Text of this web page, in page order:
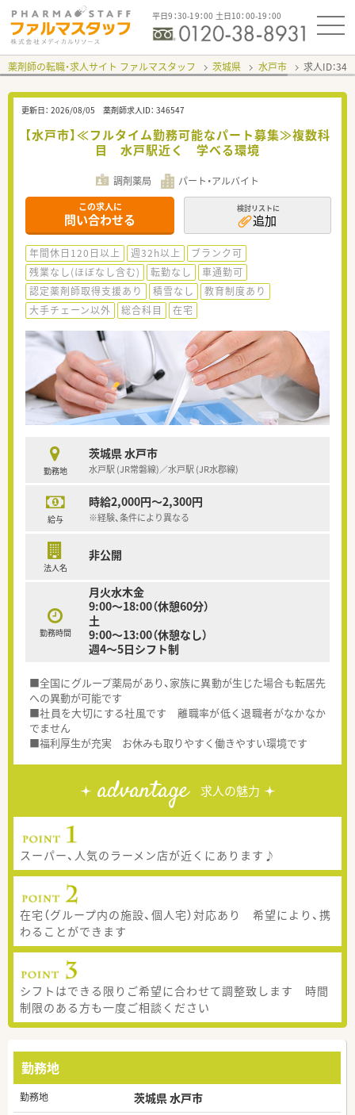
平日9：30-19：00 土日10：00-19：00
薬剤師の転職・求人サイト ファルマスタッフ 茨城県 水戸市 求人ID：
更新日： 2026/08/05 薬剤師求人ID： 346547
【水戸市】≪フルタイム勤務可能なパート募集≫複数科
目 水戸駅近く 学べる環境
調剤薬局 パート・アルバイト
この求人に
問い合わせる
検討リストに
追加
年間休日120日以上 週32h以上
ブランク可
残業なし(ほぼなし含む)
転勤なし
車通勤可
認定薬剤師取得支援あり
積雪なし
教育制度あり
大手チェーン以外
総合科目 在宅
勤務地
茨城県 水戸市
水戸駅 (JR常磐線)／水戸駅 (JR水郡線)
給与
時給2,000円～2,300円
※経験、条件により異なる
法人名
非公開
勤務時間
月火水木金
9:00～18:00（休憩60分）
土
9:00～13:00（休憩なし）
週4～5日シフト制
■全国にグループ薬局があり、家族に異動が生じた場合も転居先
への異動が可能です
■社員を大切にする社風です 離職率が低く退職者がなかなか
でません
■福利厚生が充実 お休みも取りやすく働きやすい環境です
advantage 求人の魅力
スーパー、人気のラーメン店が近くにあります♪
在宅（グループ内の施設、個人宅）対応あり 希望により、携
わることができます
シフトはできる限りご希望に合わせて調整致します 時間
制限のある方も一度ご相談ください
勤務地
勤務地 茨城県 水戸市